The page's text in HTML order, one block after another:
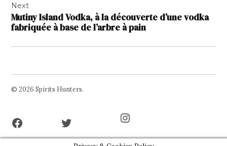
Next
Mutiny Island Vodka, à la découverte d’une vodka
fabriquée à base de l’arbre à pain
© 2026 Spirits Hunters.